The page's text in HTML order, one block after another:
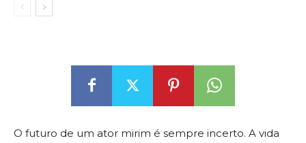
O futuro de um ator mirim é sempre incerto. A vida